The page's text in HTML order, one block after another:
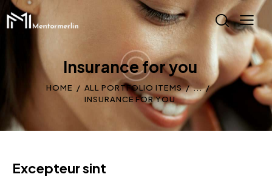
Insurance for you
HOME ALL PORTFOLIO ITEMS
...
INSURANCE FOR YOU
Excepteur sint